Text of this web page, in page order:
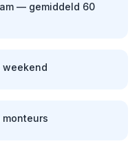
— gemiddeld 60
weekend